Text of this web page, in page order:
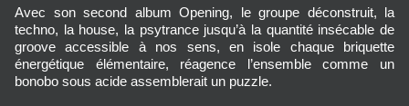
Avec son second album Opening, le groupe déconstruit, la
techno, la house, la psytrance jusqu’à la quantité insécable de
groove accessible à nos sens, en isole chaque briquette
énergétique élémentaire, réagence l’ensemble comme un
bonobo sous acide assemblerait un puzzle.